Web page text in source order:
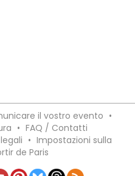
il vostro evento •
• FAQ / Contatti
• Impostazioni sulla
de Paris